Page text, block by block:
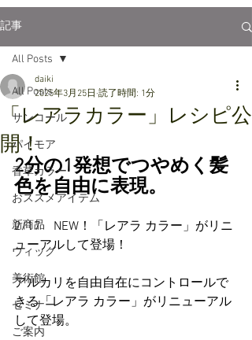
記事
All Posts
サンコール
パイモア
香草カラー
おススメアイテム
新商品
ウィッグ
美術館
セミナー
ご案内
All Posts
「レアラカラー」レシピ公
開！
daiki
2025年3月25日 読了時間: 1分
2分の1発想でつやめく髪
色を自由に表現。
2/17　NEW！「レアラ カラー」がリニ
ューアルして登場！
アルカリを自由自在にコントロールで
きる「レアラ カラー」がリニューアル
して登場。